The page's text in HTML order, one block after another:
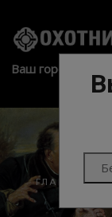
Ваш город:
ГЛАВНАЯ